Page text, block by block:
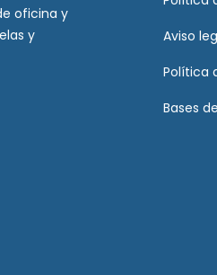
oficina y
y
Aviso
Política
Bases